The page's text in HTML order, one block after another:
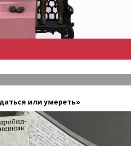
или умереть»